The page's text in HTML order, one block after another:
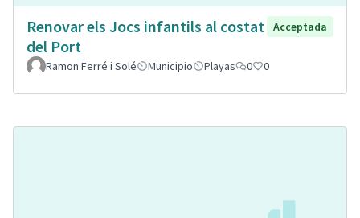
Renovar els Jocs infantils al costat
del Port
Acceptada
Ramon Ferré i Solé Municipio Playas 0 0